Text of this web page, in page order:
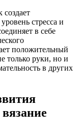
создает
стресса и
в себе
положительный
только руки, но и
в других